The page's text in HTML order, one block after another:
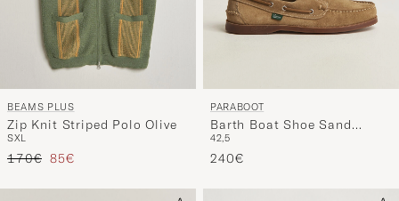
BEAMS PLUS
Zip Knit Striped Polo Olive
SXL
Reguliere prijs
170€ Verlaagd prijs
85€
PARABOOT
Barth Boat Shoe Sand
Suede
42,5
240€